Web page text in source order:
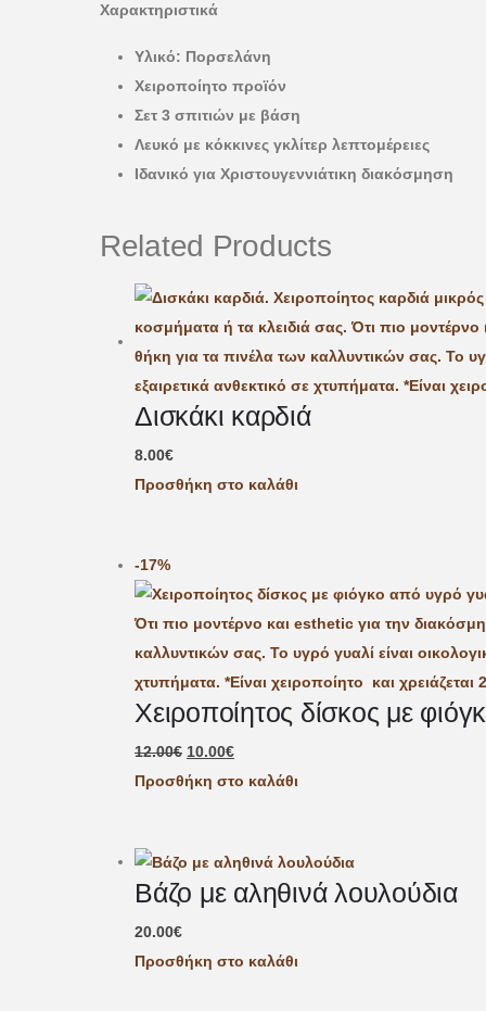
Χαρακτηριστικά
Υλικό: Πορσελάνη
Χειροποίητο προϊόν
Σετ 3 σπιτιών με βάση
Λευκό με κόκκινες γκλίτερ λεπτομέρειες
Ιδανικό για Χριστουγεννιάτικη διακόσμηση
Related Products
Δισκάκι καρδιά
8.00€
Προσθήκη στο καλάθι
-17%
Χειροποίητος δίσκος με
12.00€ 10.00€
Προσθήκη στο καλάθι
Βάζο με αληθινά λουλούδια
20.00€
Προσθήκη στο καλάθι